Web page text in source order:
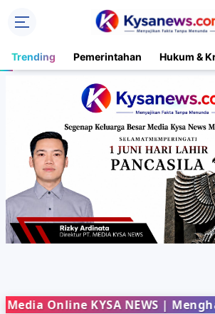
Trending Pemerintahan Hukum &
Online KYSA NEWS |